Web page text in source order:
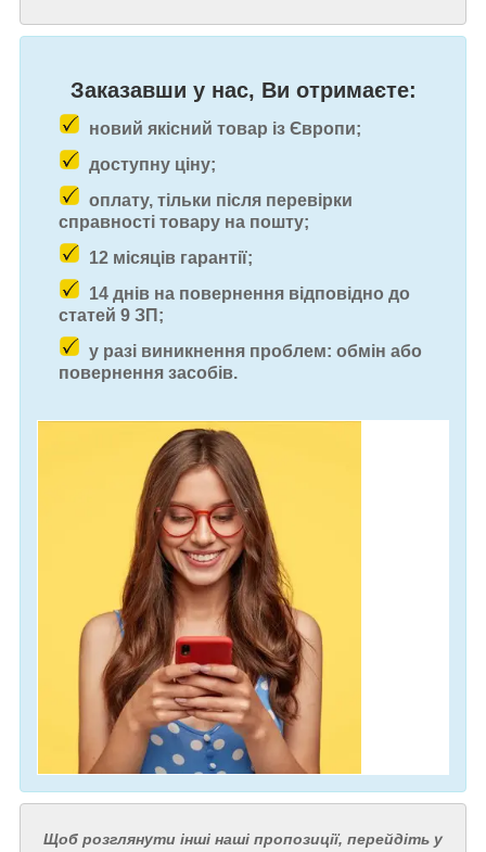
Заказавши у нас, Ви отримаєте:
новий якісний товар із Європи;
доступну ціну;
оплату, тільки після перевірки
справності товару на пошту;
12 місяців гарантії;
14 днів на повернення відповідно до
статей 9 ЗП;
у разі виникнення проблем: обмін або
повернення засобів.
Щоб розглянути інші наші пропозиції, перейдіть у